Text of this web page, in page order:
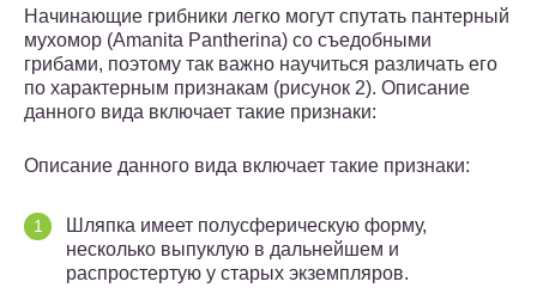
Начинающие грибники легко могут спутать пантерный
мухомор (Amanita Pantherina) со съедобными
грибами, поэтому так важно научиться различать его
по характерным признакам (рисунок 2). Описание
данного вида включает такие признаки:
Описание данного вида включает такие признаки:
Шляпка имеет полусферическую форму,
несколько выпуклую в дальнейшем и
распростертую у старых экземпляров.